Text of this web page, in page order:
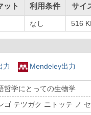
ット 利用条件 サイ
なし 516
力 Mendeley出力
哲学にとっての生物学
ゴ テツガク ニトッテ ノ